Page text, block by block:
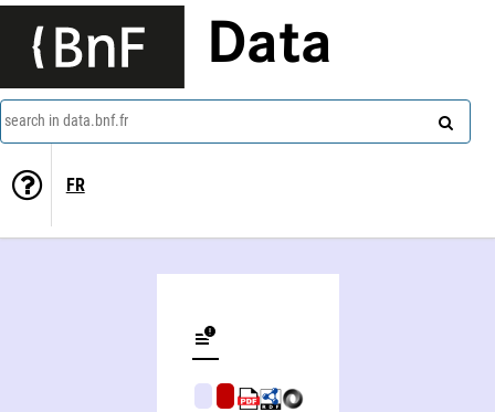
Data
search in data.bnf.fr
FR